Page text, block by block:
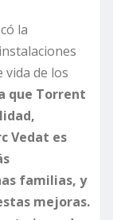
la
vida de los
que Torrent
Vedat es
familias, y
mejoras.